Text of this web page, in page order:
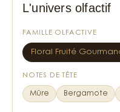
porte au quotidien
flacon surmonté d'un
de 100 ml ravira les
L'univers olfactif
FAMILLE OLFACTIVE
Floral Fruité
NOTES DE TÊTE
Mûre Bergamote